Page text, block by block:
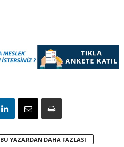
BU YAZARDAN DAHA FAZLASI